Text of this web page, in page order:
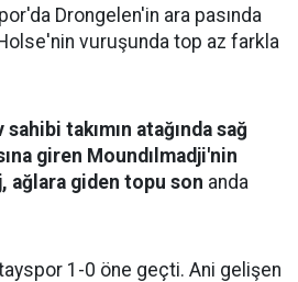
Drongelen'in ara pasında
vuruşunda top az farkla
takımın atağında sağ
giren Moundılmadji'nin
ağlara giden topu son anda
1-0 öne geçti. Ani gelişen